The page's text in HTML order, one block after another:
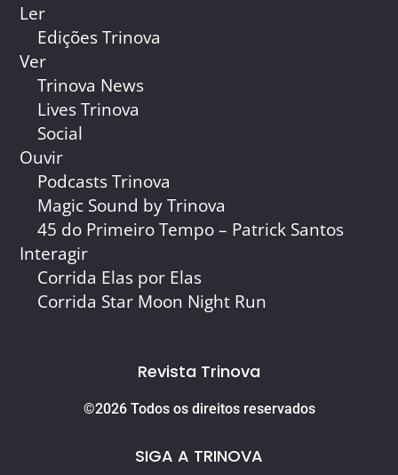
Ler
Edições Trinova
Ver
Trinova News
Lives Trinova
Social
Ouvir
Podcasts Trinova
Magic Sound by Trinova
45 do Primeiro Tempo – Patrick Santos
Interagir
Corrida Elas por Elas
Corrida Star Moon Night Run
Revista Trinova
©2026 Todos os direitos reservados
SIGA A TRINOVA